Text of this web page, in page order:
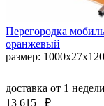
Перегородка
оранжевый
размер:
доставка от 1 недели
13 615
₽